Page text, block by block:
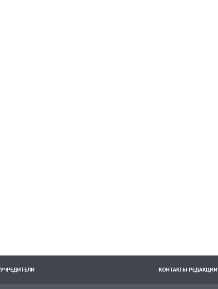
УЧРЕДИТЕЛИ КОНТАКТЫ РЕДАКЦИИ